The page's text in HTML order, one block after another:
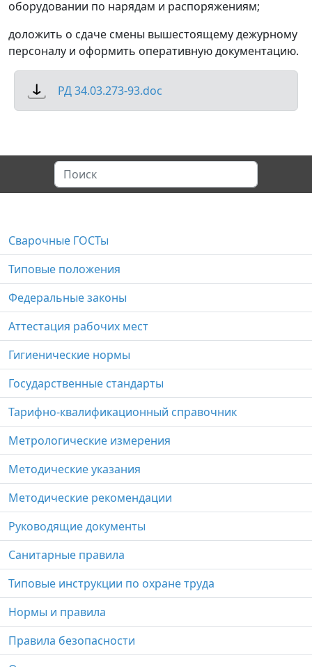
оборудовании по нарядам и распоряжениям;
доложить о сдаче смены вышестоящему дежурному
персоналу и оформить оперативную документацию.
РД 34.03.273-93.doc
Сварочные ГОСТы
Типовые положения
Федеральные законы
Аттестация рабочих мест
Гигиенические нормы
Государственные стандарты
Тарифно-квалификационный справочник
Метрологические измерения
Методические указания
Методические рекомендации
Руководящие документы
Санитарные правила
Типовые инструкции по охране труда
Нормы и правила
Правила безопасности